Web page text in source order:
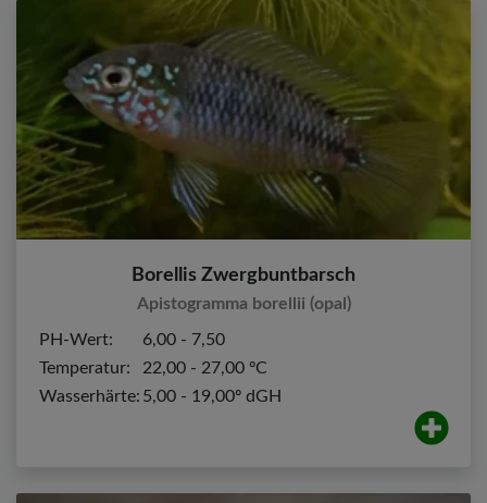
Borellis Zwergbuntbarsch
Apistogramma borellii (opal)
PH-Wert:
6,00 - 7,50
Temperatur:
22,00 - 27,00 ºC
Wasserhärte: 5,00 - 19,00º dGH